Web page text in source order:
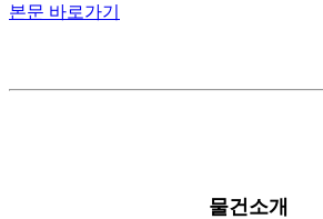
본문 바로가기
물건소개